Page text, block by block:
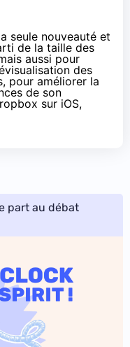
seule nouveauté et
de la taille des
aussi pour
des
pour améliorer la
de son
sur iOS,
part au débat